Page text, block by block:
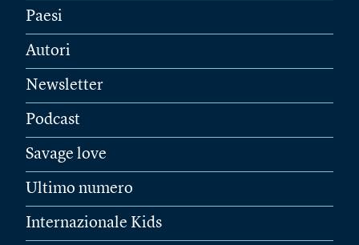
Paesi
Autori
Newsletter
Podcast
Savage love
Ultimo numero
Internazionale Kids